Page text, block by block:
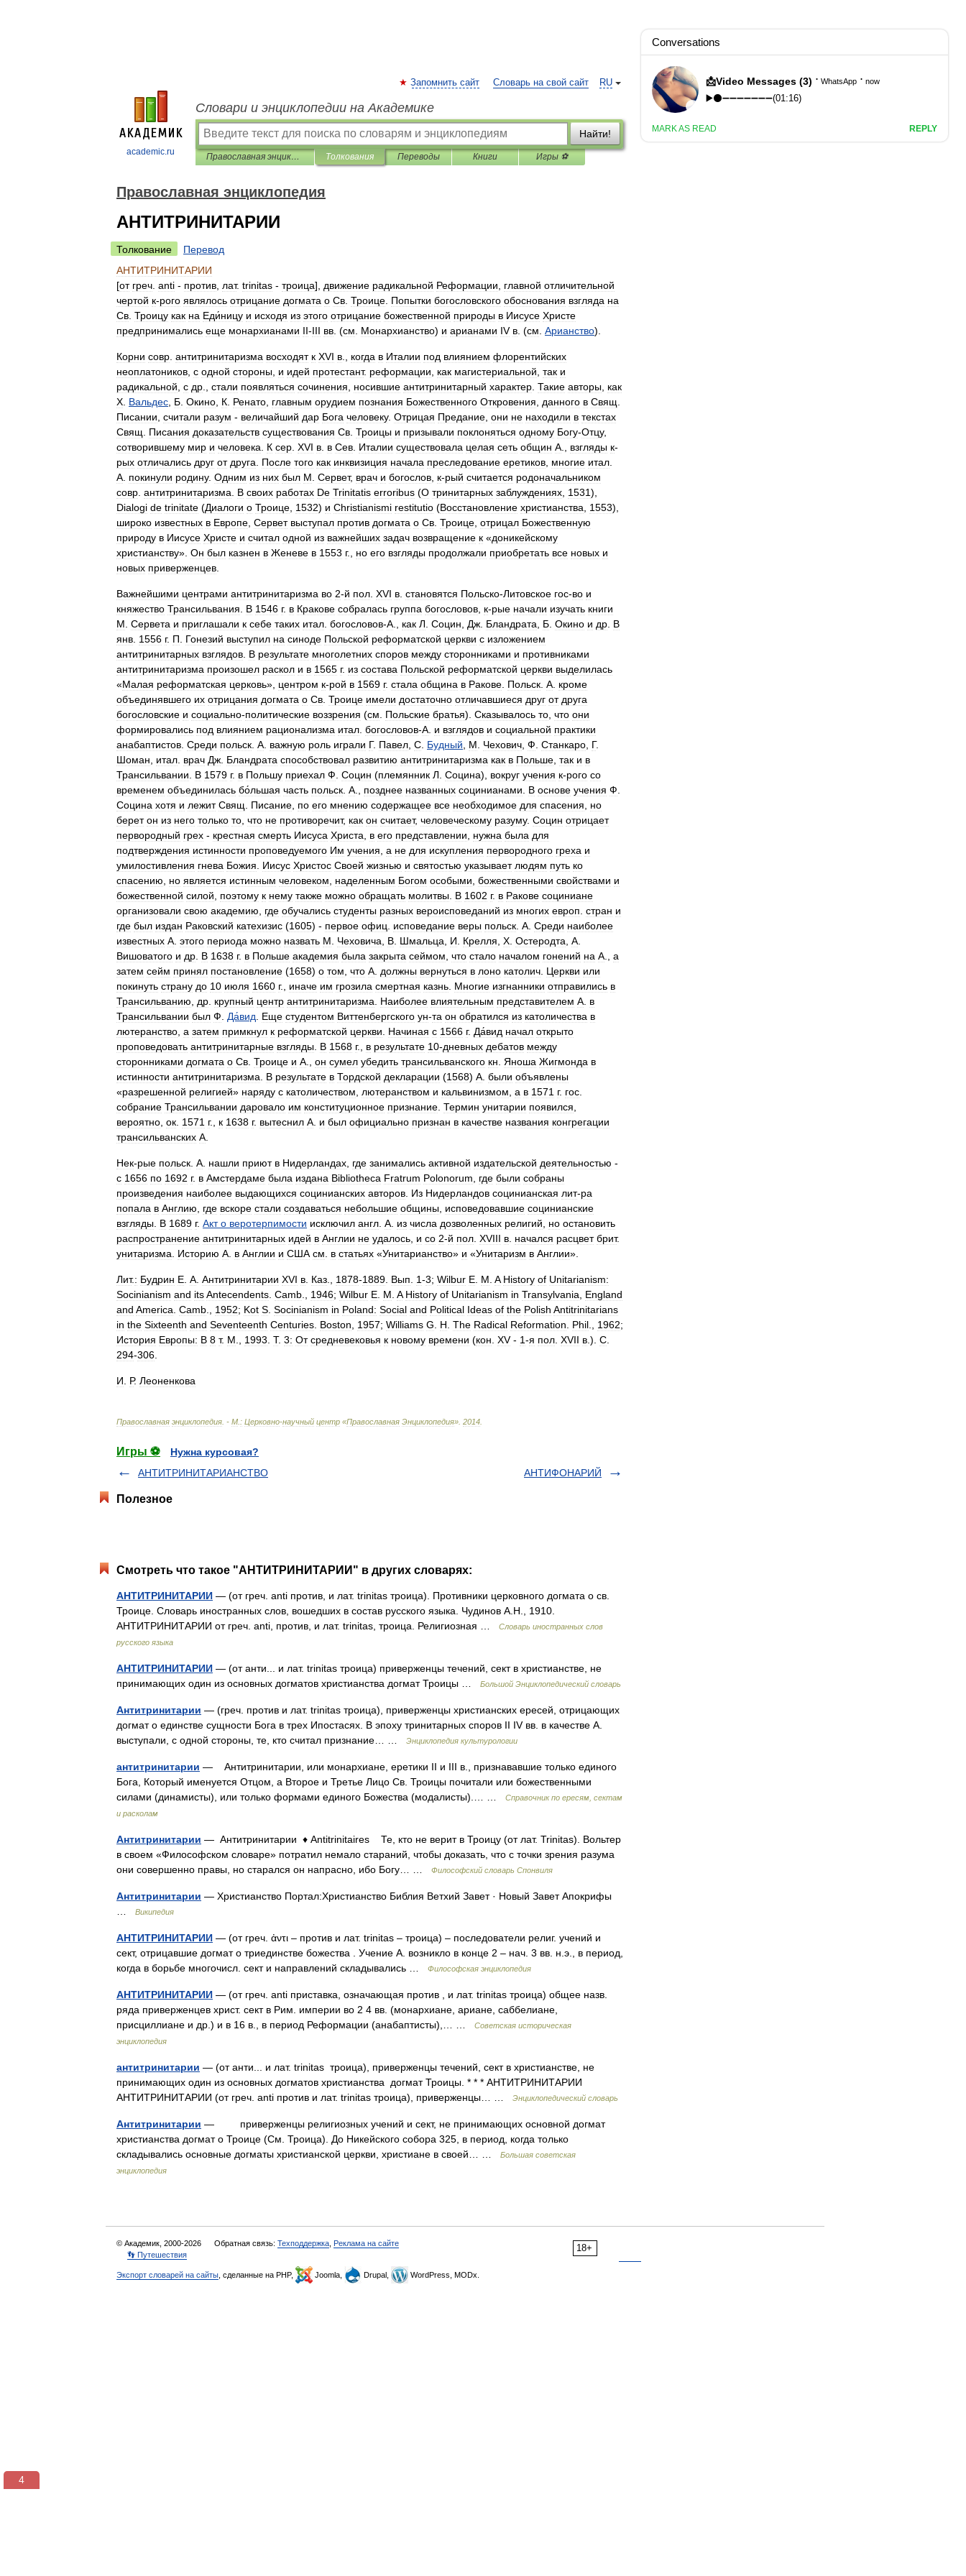
academic.ru
RU
Запомнить сайт Словарь на свой сайт
Словари и энциклопедии на Академике
Найти!
Православная энциклопедия Толкования Переводы Книги Игры ⚽
Православная энциклопедия
АНТИТРИНИТАРИИ
Толкование
Перевод
АНТИТРИНИТАРИИ
[от греч anti - против лат. trinitas - троица], движение радикальной Реформации главной отличительной
чертой к-рого являлось отрицание догмата о Св Троице Попытки богословского обоснования взгляда на
Св Троицу как на Еди́ницу и исходя из этого отрицание божественной природы в Иисусе Христе
предпринимались еще монархианами II-III вв . (см Монархианство) и арианами IV в . (см Арианство).
Корни совр антитринитаризма восходят к XVI в когда в Италии под влиянием флорентийских
неоплатоников с одной стороны и идей протестант. реформации как магистериальной так и
радикальной с др стали появляться сочинения носившие антитринитарный характер Такие авторы как
Х Вальдес Б Окино К Ренато главным орудием познания Божественного Откровения данного в Свящ
Писании считали разум - величайший дар Бога человеку. Отрицая Предание они не находили в текстах
Свящ
Писания доказательств существования Св Троицы и призывали поклоняться одному Богу-Отцу,
сотворившему мир и человека К сер XVI в в Сев Италии существовала целая сеть общин А взгляды к-
рых отличались друг от друга После того как инквизиция начала преследование еретиков многие итал
А покинули родину. Одним из них был М Сервет, врач и богослов к-рый считается родоначальником
совр антитринитаризма В своих работах De Trinitatis erroribus (О тринитарных заблуждениях 1531),
Dialogi de trinitate (Диалоги о Троице 1532) и Christianismi restitutio (Восстановление христианства 1553),
широко известных в Европе Сервет выступал против догмата о Св Троице отрицал Божественную
природу в Иисусе Христе и считал одной из важнейших задач возвращение к «доникейскому
христианству». Он был казнен в Женеве в 1553 г., но его взгляды продолжали приобретать все новых и
новых приверженцев
Важнейшими центрами антитринитаризма во 2-й пол XVI в становятся Польско-Литовское гос-во и
княжество Трансильвания В 1546 г. в Кракове собралась группа богословов к-рые начали изучать книги
М Сервета и приглашали к себе таких итал богословов-А как Л Социн Дж Бландрата Б Окино и др В
янв 1556 г. П Гонезий выступил на синоде Польской реформатской церкви с изложением
антитринитарных взглядов В результате многолетних споров между сторонниками и противниками
антитринитаризма произошел раскол и в 1565 г. из состава Польской реформатской церкви выделилась
«Малая реформатская церковь», центром к-рой в 1569 г. стала община в Ракове Польск А кроме
объединявшего их отрицания догмата о Св Троице имели достаточно отличавшиеся друг от друга
богословские и социально-политические воззрения (см Польские братья). Сказывалось то что они
формировались под влиянием рационализма итал богословов-А и взглядов и социальной практики
анабаптистов Среди польск А важную роль играли Г. Павел С Будный М Чехович Ф Станкаро Г.
Шоман
итал врач Дж Бландрата способствовал развитию антитринитаризма как в Польше так и в
Трансильвании
В 1579 г. в Польшу приехал Ф Социн (племянник Л Социна), вокруг учения к-рого со
временем объединилась бо́льшая часть польск А позднее названных социнианами В основе учения Ф
Социна хотя и лежит Свящ Писание по его мнению содержащее все необходимое для спасения
но
берет он из него только то что не противоречит, как он считает, человеческому разуму. Социн отрицает
первородный грех - крестная смерть Иисуса Христа в его представлении нужна была для
подтверждения истинности проповедуемого Им учения а не для искупления первородного греха и
умилостивления гнева Божия Иисус Христос Своей жизнью и святостью указывает людям путь ко
спасению
но является истинным человеком наделенным Богом особыми божественными свойствами и
божественной силой поэтому к нему также можно обращать молитвы В 1602 г. в Ракове социниане
организовали свою академию где обучались студенты разных вероисповеданий из многих европ стран и
где был издан Раковский катехизис (1605) - первое офиц исповедание веры польск А Среди наиболее
известных А этого периода можно назвать М Чеховича В Шмальца И Крелля Х Остеродта А
Вишоватого и др В 1638 г. в Польше академия была закрыта сеймом что стало началом гонений на А
а
затем сейм принял постановление (1658) о том что А должны вернуться в лоно католич Церкви или
покинуть страну до 10 июля 1660 г., иначе им грозила смертная казнь Многие изгнанники отправились в
Трансильванию
др крупный центр антитринитаризма Наиболее влиятельным представителем А в
Трансильвании был Ф Да́вид Еще студентом Виттенбергского ун-та он обратился из католичества в
лютеранство а затем примкнул к реформатской церкви Начиная с 1566 г. Да́вид начал открыто
проповедовать антитринитарные взгляды В 1568 г., в результате 10-дневных дебатов между
сторонниками догмата о Св Троице и А он сумел убедить трансильванского кн Яноша Жигмонда в
истинности антитринитаризма В результате в Тордской декларации (1568) А были объявлены
«разрешенной религией» наряду с католичеством лютеранством и кальвинизмом а в 1571 г. гос
собрание Трансильвании даровало им конституционное признание Термин унитарии появился
вероятно ок 1571 г., к 1638 г. вытеснил А и был официально признан в качестве названия конгрегации
трансильванских А
Нек-рые польск А нашли приют в Нидерландах где занимались активной издательской деятельностью -
с 1656 по 1692 г. в Амстердаме была издана Bibliotheca Fratrum Polonorum где были собраны
произведения наиболее выдающихся социнианских авторов Из Нидерландов социнианская лит-ра
попала в Англию где вскоре стали создаваться небольшие общины исповедовавшие социнианские
взгляды В 1689 г. Акт о веротерпимости исключил англ А из числа дозволенных религий но остановить
распространение антитринитарных идей в Англии не удалось и со 2-й пол XVIII в начался расцвет брит.
унитаризма
Историю А в Англии и США см в статьях «Унитарианство» и «Унитаризм в Англии».
Лит.: Будрин Е А Антитринитарии XVI в Каз 1878-1889 Вып 1-3; Wilbur E M A History of Unitarianism:
Socinianism and itsAntecendents Camb 1946; Wilbur E M A History of Unitarianism in Transylvania
England
and America Camb 1952; Kot S Socinianism in Poland: Social and Political Ideas of the Polish Antitrinitarians
in the Sixteenth and Seventeenth Centuries Boston 1957; Williams G H The Radical Reformation Рhil 1962;
История Европы: В 8 т. М 1993 Т. 3: От средневековья к новому времени (кон XV- 1-я пол XVII в .). С
294-306
И Р. Леоненкова
Православная энциклопедия . - М : Церковно-научный центр «Православная Энциклопедия» 2014
Игры ⚽
Нужна курсовая?
АНТИТРИНИТАРИАНСТВО
АНТИФОНАРИЙ
Полезное
Смотреть что такое "АНТИТРИНИТАРИИ" в других словарях:
АНТИТРИНИТАРИИ — (от греч. anti против, и лат. trinitas троица). Противники церковного догмата о св.
Троице. Словарь иностранных слов, вошедших в состав русского языка. Чудинов А.Н., 1910.
АНТИТРИНИТАРИИ от греч. anti, против, и лат. trinitas, троица. Религиозная …
Словарь иностранных слов
русского языка
АНТИТРИНИТАРИИ — (от анти... и лат. trinitas троица) приверженцы течений, сект в христианстве, не
принимающих один из основных догматов христианства догмат Троицы …
Большой Энциклопедический словарь
Антитринитарии — (греч. против и лат. trinitas троица), приверженцы христианских ересей, отрицающих
догмат о единстве сущности Бога в трех Ипостасях. В эпоху тринитарных споров II IV вв. в качестве А.
выступали, с одной стороны, те, кто считал признание… …
Энциклопедия культурологии
антитринитарии — Антитринитарии, или монархиане, еретики II и III в., признававшие только единого
Бога, Который именуется Отцом, а Второе и Третье Лицо Св. Троицы почитали или божественными
силами (динамисты), или только формами единого Божества (модалисты).… …
Справочник по ересям, сектам
и расколам
Антитринитарии — Антитринитарии ♦ Antitrinitaires Те, кто не верит в Троицу (от лат. Trinitas). Вольтер
в своем «Философском словаре» потратил немало стараний, чтобы доказать, что с точки зрения разума
они совершенно правы, но старался он напрасно, ибо Богу… …
Философский словарь Спонвиля
Антитринитарии — Христианство Портал:Христианство Библия Ветхий Завет · Новый Завет Апокрифы
Википедия
АНТИТРИНИТАРИИ — (от греч. ἀντι – против и лат. trinitas – троица) – последователи религ. учений и
сект, отрицавшие догмат о триединстве божества . Учение А. возникло в конце 2 – нач. 3 вв. н.э., в период,
когда в борьбе многочисл. сект и направлений складывались …
Философская энциклопедия
АНТИТРИНИТАРИИ — (от греч. anti приставка, означающая против , и лат. trinitas троица) общее назв.
ряда приверженцев христ. сект в Рим. империи во 2 4 вв. (монархиане, ариане, саббелиане,
присциллиане и др.) и в 16 в., в период Реформации (анабаптисты),… …
Советская историческая
энциклопедия
антитринитарии — (от анти... и лат. trinitas троица), приверженцы течений, сект в христианстве, не
принимающих один из основных догматов христианства догмат Троицы. * * * АНТИТРИНИТАРИИ
АНТИТРИНИТАРИИ (от греч. anti против и лат. trinitas троица), приверженцы… …
Энциклопедический словарь
Антитринитарии — приверженцы религиозных учений и сект, не принимающих основной догмат
христианства догмат о Троице (См. Троица). До Никейского собора 325, в период, когда только
складывались основные догматы христианской церкви, христиане в своей… …
Большая советская
энциклопедия
18+
© Академик, 2000-2026 Обратная связь: Техподдержка Реклама на сайте
👣 Путешествия
Экспорт словарей на сайты , сделанные на PHP, Joomla, Drupal, WordPress, MODx.
3